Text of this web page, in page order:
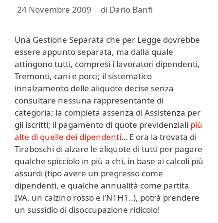
24 Novembre 2009 di Dario Banfi
Una Gestione Separata che per Legge dovrebbe
essere appunto separata, ma dalla quale
attingono tutti, compresi i lavoratori dipendenti,
Tremonti, cani e porci; il sistematico
innalzamento delle aliquote decise senza
consultare nessuna rappresentante di
categoria; la completa assenza di Assistenza per
gli iscritti; il pagamento di quote previdenziali più
alte di quelle dei dipendenti… E ora la trovata di
Tiraboschi di alzare le aliquote di tutti per pagare
qualche spicciolo in più a chi, in base ai calcoli più
assurdi (tipo avere un pregresso come
dipendenti, e qualche annualità come partita
IVA, un calzino rosso e l’N1H1..), potrà prendere
un sussidio di disoccupazione ridicolo!